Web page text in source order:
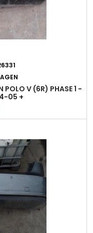
POLO V (6R) PHASE 1 -
05 +